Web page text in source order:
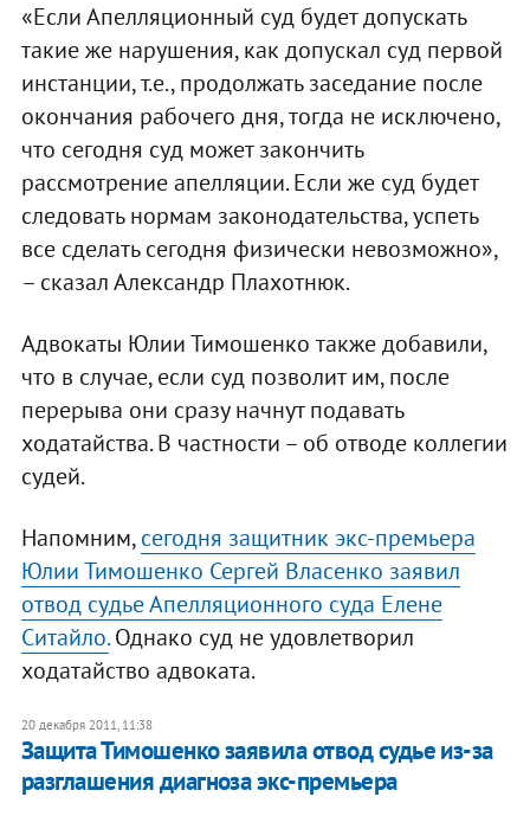
«Если Апелляционный суд будет допускать
такие же нарушения, как допускал суд первой
инстанции, т.е., продолжать заседание после
окончания рабочего дня, тогда не исключено,
что сегодня суд может закончить
рассмотрение апелляции. Если же суд будет
следовать нормам законодательства, успеть
все сделать сегодня физически невозможно»,
– сказал Александр Плахотнюк.
Адвокаты Юлии Тимошенко также добавили,
что в случае, если суд позволит им, после
перерыва они сразу начнут подавать
ходатайства. В частности – об отводе коллегии
судей.
Напомним,сегодня защитник экс-премьера
Юлии Тимошенко Сергей Власенко заявил
отвод судье Апелляционного суда Елене
Ситайло.Однако суд не удовлетворил
ходатайство адвоката.
20 декабря 2011, 11:38
Защита Тимошенко заявила отвод судье из-за
разглашения диагноза экс-премьера